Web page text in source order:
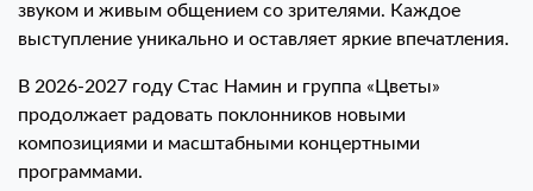
звуком и живым общением со зрителями. Каждое
выступление уникально и оставляет яркие впечатления.
В 2026-2027 году Стас Намин и группа «Цветы»
продолжает радовать поклонников новыми
композициями и масштабными концертными
программами.